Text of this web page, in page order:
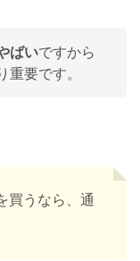
ばいですから
要です。
買うなら、通